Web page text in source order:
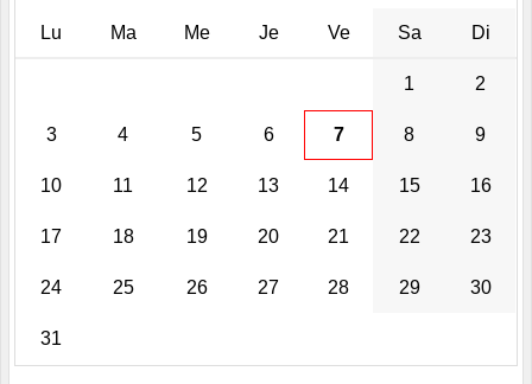
Lu Ma Me Je Ve Sa Di
1 2
3 4 5 6 7 8 9
10 11 12 13 14 15 16
17 18 19 20 21 22 23
24 25 26 27 28 29 30
31